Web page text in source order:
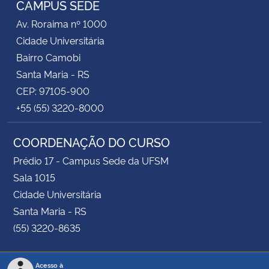
Secretaria-Geral
Secretaria de Governo
Gabinete de Segurança Institucional
Advocacia-Geral da União
CAMPUS SEDE
Av. Roraima nº 1000
Cidade Universitária
Bairro Camobi
Santa Maria - RS
CEP: 97105-900
+55 (55) 3220-8000
COORDENAÇÃO DO CURSO
Prédio 17 - Campus Sede da UFSM
Sala 1015
Cidade Universitária
Santa Maria - RS
(55) 3220-8635
Acesso à